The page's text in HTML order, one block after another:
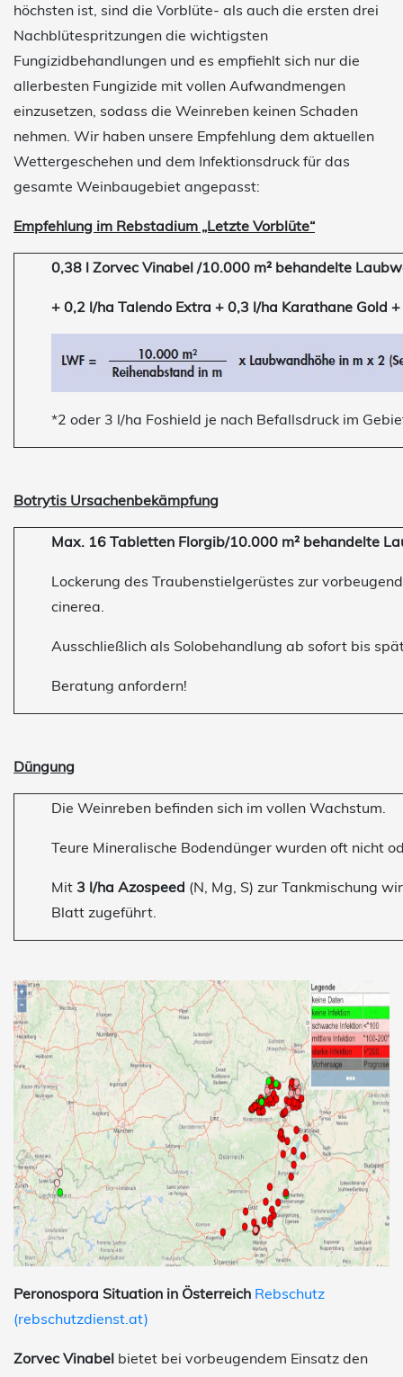
höchsten ist, sind die Vorblüte- als auch die ersten drei
Nachblütespritzungen die wichtigsten
Fungizidbehandlungen und es empfiehlt sich nur die
allerbesten Fungizide mit vollen Aufwandmengen
einzusetzen, sodass die Weinreben keinen Schaden
nehmen. Wir haben unsere Empfehlung dem aktuellen
Wettergeschehen und dem Infektionsdruck für das
gesamte Weinbaugebiet angepasst:
Empfehlung im Rebstadium „Letzte Vorblüte“
0,38 l Zorvec Vinabel /10.000 m² behandelte
+ 0,2 l/ha Talendo Extra + 0,3 l/ha Karathane Gold
*2 oder 3 l/ha Foshield je nach Befallsdruck im
Botrytis Ursachenbekämpfung
Max. 16 Tabletten Florgib/10.000 m² behandelte
Lockerung des Traubenstielgerüstes zur
cinerea.
Ausschließlich als Solobehandlung ab sofort bis
Beratung anfordern!
Düngung
Die Weinreben befinden sich im vollen Wachstum.
Teure Mineralische Bodendünger wurden oft nicht
Mit 3 l/ha Azospeed (N, Mg, S) zur Tankmischung
Blatt zugeführt.
Peronospora Situation in Österreich Rebschutz
(rebschutzdienst.at)
Zorvec Vinabel bietet bei vorbeugendem Einsatz den